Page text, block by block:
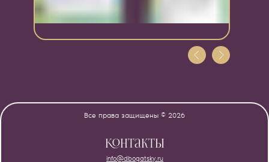
info@dbogatsky.ru
Контакты
Все права защищены © 2026